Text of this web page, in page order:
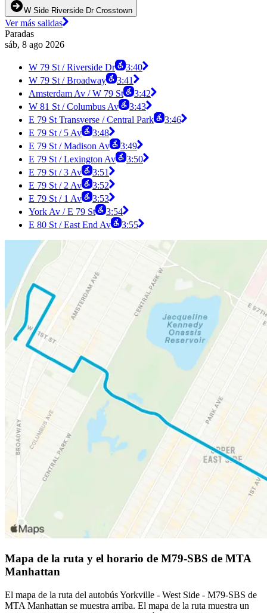
W Side Riverside Dr Crosstown
Ver más salidas
Paradas
sáb, 8 ago 2026
W 79 St / Riverside Dr
3:40
W 79 St / Broadway
3:41
Amsterdam Av / W 79 St
3:42
W 81 St / Columbus Av
3:43
E 79 St Transverse / Central Park
3:46
E 79 St / 5 Av
3:48
E 79 St / Madison Av
3:49
E 79 St / Lexington Av
3:50
E 79 St / 3 Av
3:51
E 79 St / 2 Av
3:52
E 79 St / 1 Av
3:53
York Av / E 79 St
3:54
E 80 St / East End Av
3:55
Mapa de la ruta y el horario de M79-SBS de MTA
Manhattan
El mapa de la ruta del autobús Yorkville - West Side - M79-SBS de
MTA Manhattan se muestra arriba. El mapa de la ruta muestra un